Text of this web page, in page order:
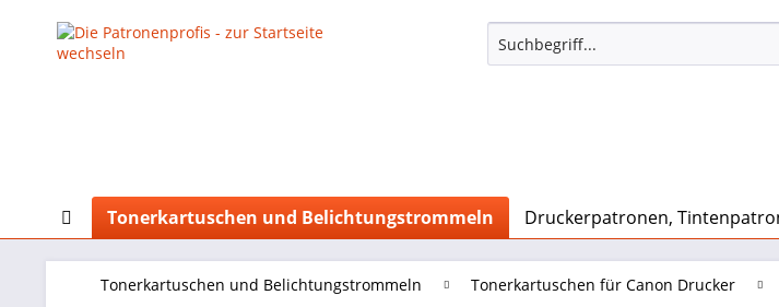
Tonerkartuschen und Belichtungstrommeln Druckerpatronen,
Tonerkartuschen und Belichtungstrommeln Tonerkartuschen für Canon Drucker